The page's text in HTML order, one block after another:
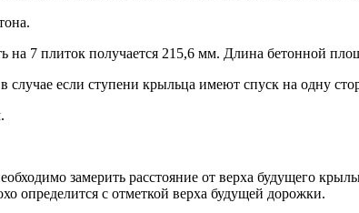
7 плиток получается 215,6 мм. Длина бетонной
если ступени крыльца имеют спуск на одну
замерить расстояние от верха будущего
определится с отметкой верха будущей дорожки.